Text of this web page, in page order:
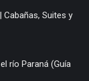
Cabañas, Suites y
río Paraná (Guía